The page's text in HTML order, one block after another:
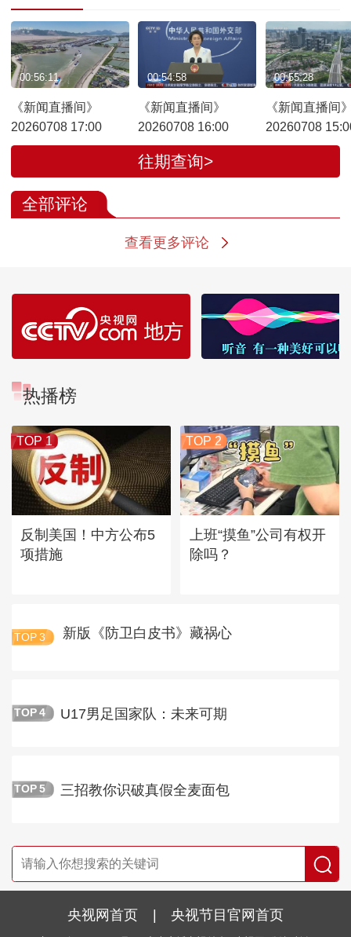
《新闻直播间》
20260708 17:00
00:56:11
《新闻直播间》
20260708 16:00
00:54:58
《新闻直播间
20260708
00:55:28
往期查询>
全部评论
查看更多评论
热播榜
TOP 1
反制美国！中方公布5
项措施
TOP 2
上班“摸鱼”公司有权开
除吗？
TOP 3 新版《防卫白皮书》藏祸心
TOP 4 U17男足国家队：未来可期
TOP 5 三招教你识破真假全麦面包
央视网首页 | 央视节目官网首页